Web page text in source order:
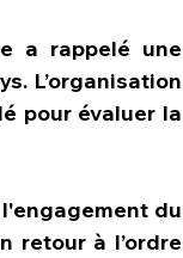
a rappelé une
L’organisation
pour évaluer la
du
retour à l’ordre